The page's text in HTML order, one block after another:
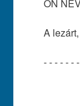
ÖN
A
- - - - - -